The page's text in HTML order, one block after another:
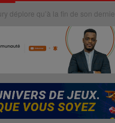
déplore qu’à la fin de son